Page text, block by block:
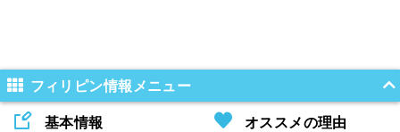
フィリピン情報メニュー
基本情報
オススメの理由